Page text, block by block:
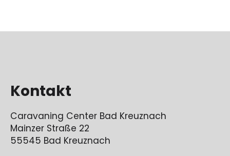
Kontakt
Caravaning Center Bad Kreuznach
Mainzer Straße 22
55545 Bad Kreuznach